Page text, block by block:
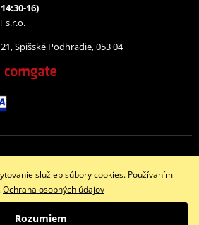
16)
s.r.o.
Spišské Podhradie, 053 04
© 2026 www.namotorku.sk
na klasickú verziu
služieb súbory cookies. Používaním
Ochrana osobných údajov
Rozumiem